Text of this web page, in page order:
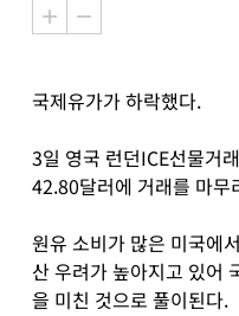
국제유가가 하락했다.
3일 영국 런던ICE선물거
42.80달러에 거래를 마무
원유 소비가 많은 미국에
산 우려가 높아지고 있어
을 미친 것으로 풀이된다.